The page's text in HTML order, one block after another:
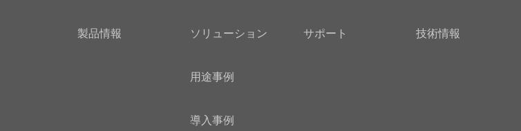
製品情報 ソリューション
用途事例
導入事例
サポート 技術情報